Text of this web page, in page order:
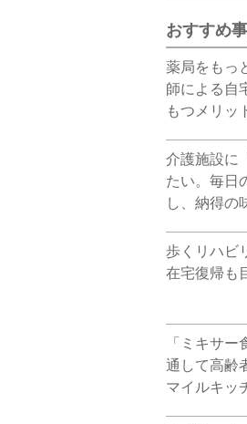
おすすめ
薬局をもっ
師による自
もつメリッ
介護施設に
たい。毎日
し、納得の
歩くリハビ
在宅復帰も
「ミキサ
通して高齢
マイルキッ